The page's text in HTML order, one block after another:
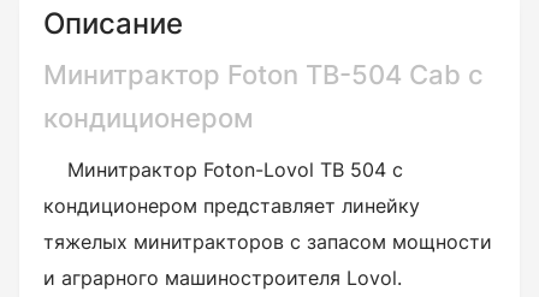
Описание
Минитрактор Foton TB-504 Cab с
кондиционером
Минитрактор Foton-Lovol TB 504 с
кондиционером представляет линейку
тяжелых минитракторов с запасом мощности
и аграрного машиностроителя Lovol.